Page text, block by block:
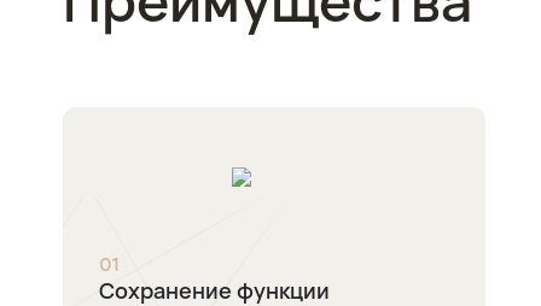
01
Сохранение функции